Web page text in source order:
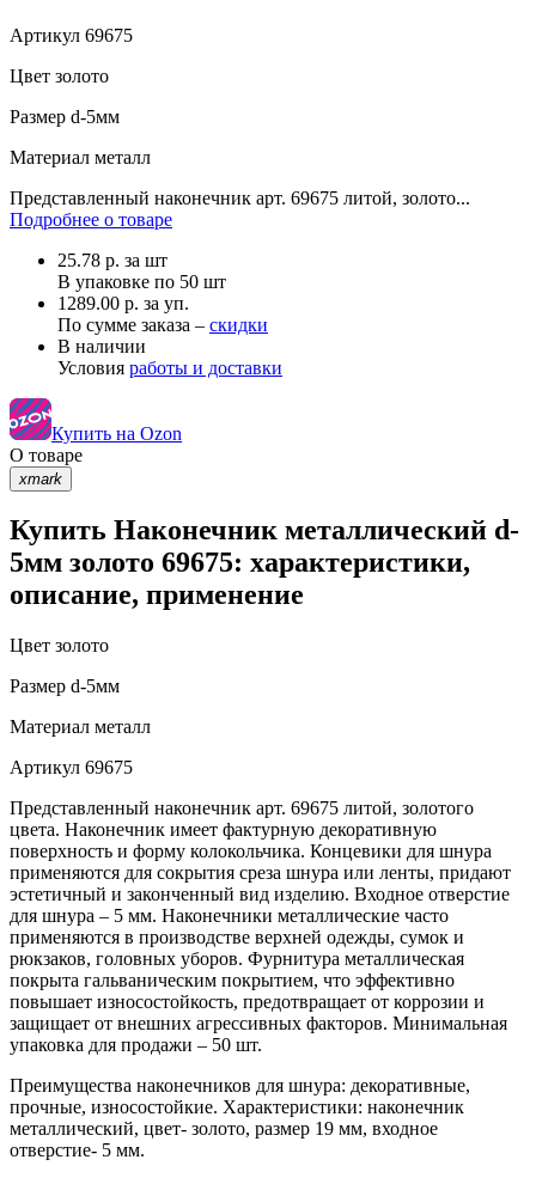
Артикул 69675
Цвет золото
Размер d-5мм
Материал металл
Представленный наконечник арт. 69675 литой, золото...
Подробнее о товаре
25.78 р. за шт
В упаковке по 50 шт
1289.00 р. за уп.
По сумме заказа – скидки
В наличии
Условия работы и доставки
Купить на Ozon
О товаре
xmark
Купить Наконечник металлический d-
5мм золото 69675: характеристики,
описание, применение
Цвет золото
Размер d-5мм
Материал металл
Артикул 69675
Представленный наконечник арт. 69675 литой, золотого
цвета. Наконечник имеет фактурную декоративную
поверхность и форму колокольчика. Концевики для шнура
применяются для сокрытия среза шнура или ленты, придают
эстетичный и законченный вид изделию. Входное отверстие
для шнура – 5 мм. Наконечники металлические часто
применяются в производстве верхней одежды, сумок и
рюкзаков, головных уборов. Фурнитура металлическая
покрыта гальваническим покрытием, что эффективно
повышает износостойкость, предотвращает от коррозии и
защищает от внешних агрессивных факторов. Минимальная
упаковка для продажи – 50 шт.
Преимущества наконечников для шнура: декоративные,
прочные, износостойкие. Характеристики: наконечник
металлический, цвет- золото, размер 19 мм, входное
отверстие- 5 мм.